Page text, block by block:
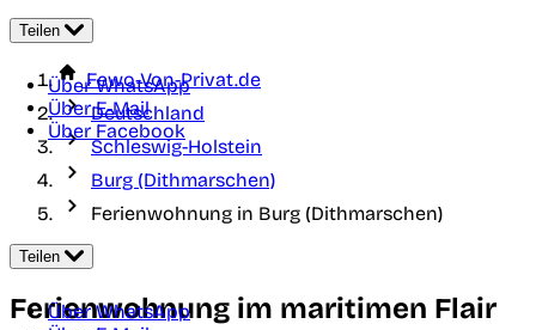
Teilen
Über WhatsApp
Über E-Mail
Über Facebook
Fewo-Von-Privat.de
Deutschland
Schleswig-Holstein
Burg (Dithmarschen)
Ferienwohnung in Burg (Dithmarschen)
Teilen
Über WhatsApp
Ferienwohnung im maritimen Flair